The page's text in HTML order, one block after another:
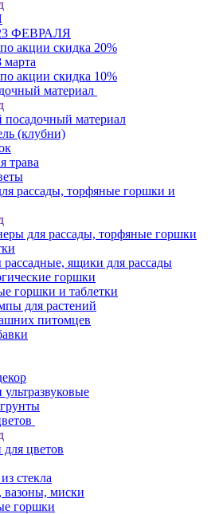
ФЕВРАЛЯ
акции скидка 20%
акции скидка 10%
материал
посадочный материал
(клубни)
трава
рассады, торфяные горшки и
для рассады, торфяные горшки
рассадные, ящики для рассады
горшки
горшки и таблетки
для растений
питомцев
цветов
стекла
вазоны, миски
горшки